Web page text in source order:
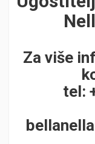
Za više
tel: